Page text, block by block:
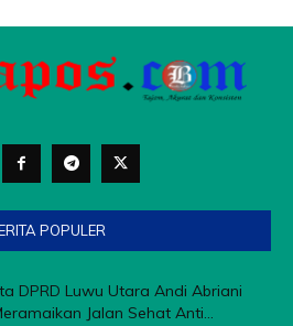
POPULER
DPRD Luwu Utara Andi Abriani
Jalan Sehat Anti...